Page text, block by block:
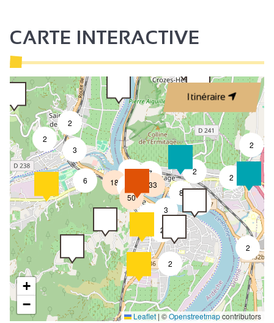
CARTE INTERACTIVE
Itinéraire
2
2
2
2
2
2
2
8
2
3
6
4
18
7
2
3
50
33
+
−
Leaflet | ©Openstreetmapcontributors